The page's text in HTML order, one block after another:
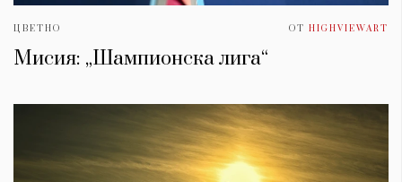
ЦВЕТНО ОТ HIGHVIEWART
Мисия: „Шампионска лига“